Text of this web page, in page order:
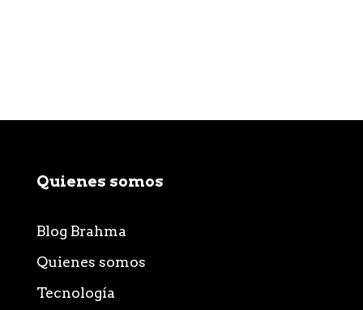
Quienes somos
Blog Brahma
Quienes somos
Tecnología